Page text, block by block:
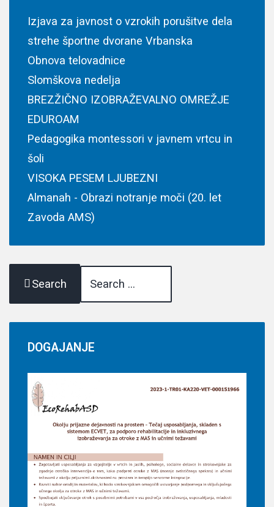
Izjava za javnost o vzrokih porušitve dela
strehe športne dvorane Vrbanska
Obnova telovadnice
Slomškova nedelja
BREZŽIČNO IZOBRAŽEVALNO OMREŽJE
EDUROAM
Pedagogika montessori v javnem vrtcu in
šoli
VISOKA PESEM LJUBEZNI
Almanah - Obrazi notranje moči (20. let
Zavoda AMS)
Search
DOGAJANJE